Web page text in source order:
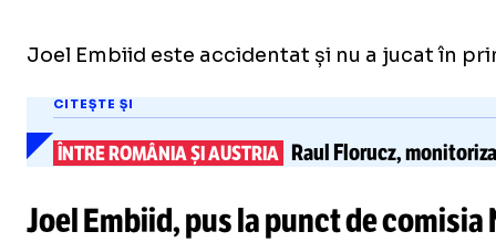
Joel Embiid este accidentat și nu a jucat în
CITEȘTE ȘI
ÎNTRE ROMÂNIA ȘI AUSTRIA Raul Florucz,
Joel Embiid, pus la punct de comisia